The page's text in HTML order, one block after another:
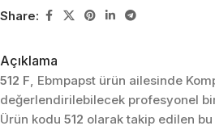
Share:
Açıklama
512 F, Ebmpapst ürün ailesinde
değerlendirilebilecek profesyonel
Ürün kodu 512 olarak takip edilen